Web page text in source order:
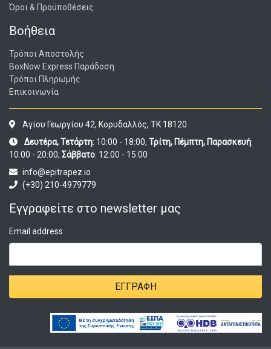
Όροι & Προϋποθέσεις
Βοήθεια
Τρόποι Αποστολής
BoxNow Express Παράδοση
Τρόποι Πληρωμής
Επικοινωνία
Αγίου Γεωργίου 42, Κορυδαλλός, ΤΚ 18120
Δευτέρα, Τετάρτη: 10:00 - 18:00, Τρίτη, Πέμπτη, Παρασκευή:
10:00 - 20:00, Σάββατο: 12:00 - 15:00
info@epitrapez.io
(+30) 210-4979779
Εγγραφείτε στο newsletter μας
Email address
ΕΓΓΡΑΦΉ